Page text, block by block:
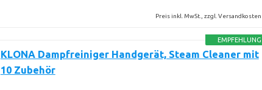
Preis inkl. MwSt., zzgl. Versandkosten
EMPFEHLUNG
KLONA Dampfreiniger Handgerät, Steam Cleaner mit
10 Zubehör